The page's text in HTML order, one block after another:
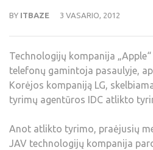
BY ITBAZE 3 VASARIO, 2012
Technologijų kompanija
telefonų gamintoja pasaulyje,
Korėjos kompaniją LG,
tyrimų agentūros IDC atlikto
Anot atlikto tyrimo, praėjusių
JAV technologijų kompanija